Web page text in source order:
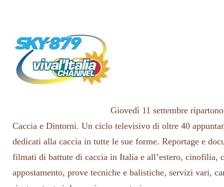
Giovedì 11 settembre
Caccia e Dintorni. Un ciclo televisivo di oltre 40
dedicati alla caccia in tutte le sue forme. Reportage e
filmati di battute di caccia in Italia e all’estero, cinofilia,
appostamento, prove tecniche e balistiche, servizi vari,